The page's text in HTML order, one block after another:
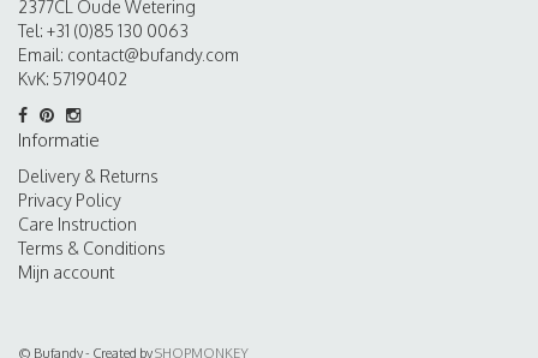
2377CL Oude Wetering
Tel: +31 (0)85 130 0063
Email: contact@bufandy.com
KvK: 57190402
Informatie
Delivery & Returns
Privacy Policy
Care Instruction
Terms & Conditions
Mijn account
© Bufandy - Created bySHOPMONKEY